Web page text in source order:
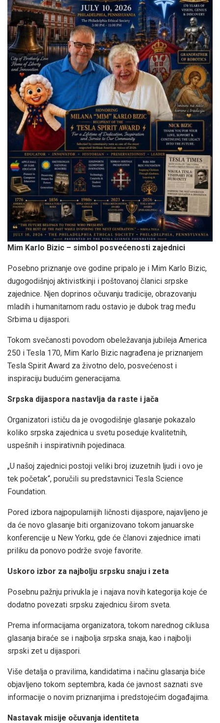
Mim Karlo Bizic – simbol posvećenosti zajednici
Posebno priznanje ove godine pripalo je i Mim Karlo Bizic,
dugogodišnjoj aktivistkinji i poštovanoj članici srpske
zajednice. Njen doprinos očuvanju tradicije, obrazovanju
mladih i humanitarnom radu ostavio je dubok trag među
Srbima u dijaspori.
Tokom svečanosti povodom obeležavanja jubileja America
250 i Tesla 170, Mim Karlo Bizic nagrađena je priznanjem
Tesla Spirit Award za životno delo, posvećenost i
inspiraciju budućim generacijama.
Srpska dijaspora nastavlja da raste i jača
Organizatori ističu da je ovogodišnje glasanje pokazalo
koliko srpska zajednica u svetu poseduje kvalitetnih,
uspešnih i inspirativnih pojedinaca.
„U našoj zajednici postoji veliki broj izuzetnih ljudi i ovo je
tek početak“, poručili su predstavnici Tesla Science
Foundation.
Pored izbora najpopularnijih ličnosti dijaspore, najavljeno je
da će novo glasanje biti organizovano tokom januarske
konferencije u New Yorku, gde će članovi zajednice imati
priliku da ponovo podrže svoje favorite.
Uskoro izbor za najbolju srpsku snaju i zeta
Posebnu pažnju privukla je i najava novih kategorija koje će
dodatno povezati srpsku zajednicu širom sveta.
Prema informacijama organizatora, tokom narednog ciklusa
glasanja biraće se i najbolja srpska snaja, kao i najbolji
srpski zet u dijaspori.
Više detalja o pravilima, kandidatima i načinu glasanja biće
objavljeno tokom septembra, kada će javnost saznati sve
informacije o novim priznanjima i predstojećim događajima.
Nastavak misije očuvanja identiteta